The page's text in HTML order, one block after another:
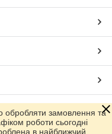
обробляти замовлення та
роботи сьогодні
в найближчий